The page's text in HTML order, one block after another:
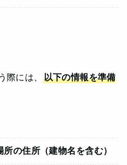
際には、 以下の情報を準備
の住所（建物名を含む）